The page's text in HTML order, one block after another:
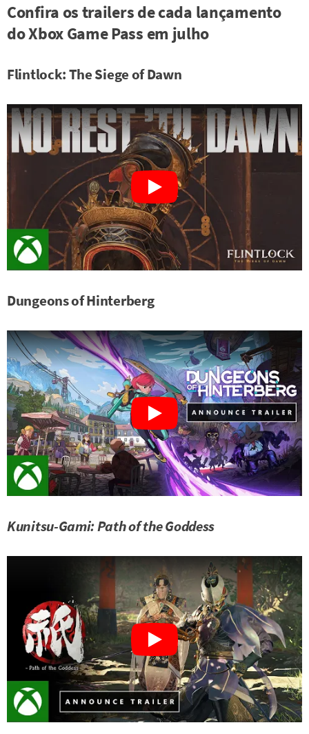
Confira os trailers de cada lançamento
do Xbox Game Pass em julho
Flintlock: The Siege of Dawn
Dungeons of Hinterberg
Kunitsu-Gami: Path of the Goddess